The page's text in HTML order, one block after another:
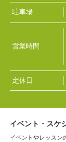
駐車場
営業時間
定休日
イベント・スケ
イベントやレッスン